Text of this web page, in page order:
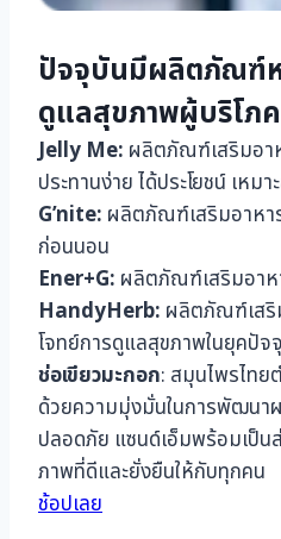
ปัจจุบันมีผลิตภัณฑ์ห
ดูแลสุขภาพผู้บริโภ
Jelly Me: ผลิตภัณฑ์เสริมอา
ประทานง่าย ได้ประโยชน์ เหม
G’nite: ผลิตภัณฑ์เสริมอาหา
ก่อนนอน
Ener+G: ผลิตภัณฑ์เสริมอาห
HandyHerb: ผลิตภัณฑ์เสริ
โจทย์การดูแลสุขภาพในยุคปัจ
ช่อเขียวมะกอก: สมุนไพรไทย
ด้วยความมุ่งมั่นในการพัฒน
ปลอดภัย แซนด์เอ็มพร้อมเป็น
ภาพที่ดีและยั่งยืนให้กับทุกคน
ช้อปเลย